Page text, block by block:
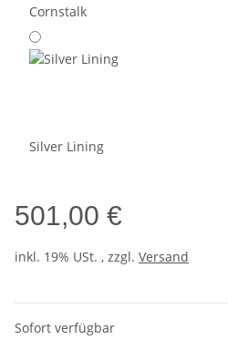
Cornstalk
Silver Lining
501,00 €
inkl. 19% USt. , zzgl. Versand
Sofort verfügbar